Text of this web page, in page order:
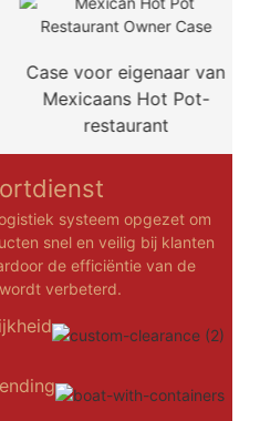
Case voor eigenaar van
Mexicaans Hot Pot-
restaurant
systeem opgezet om
snel en veilig bij klanten
de efficiëntie van de
verbeterd.